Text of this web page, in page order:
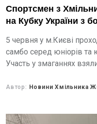
Спортсмен з
на Кубку України з
5 червня у м.Києві
самбо серед юніорів та
Участь у змаганнях
Автор: Новини Хмільника